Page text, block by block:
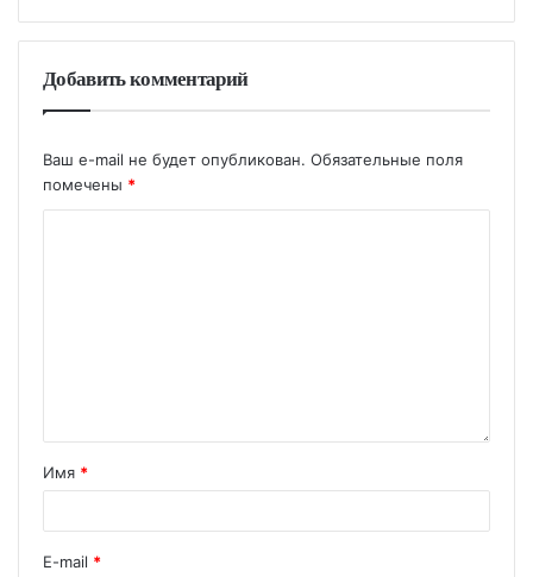
Добавить комментарий
Ваш e-mail не будет опубликован. Обязательные поля
помечены *
Имя *
E-mail *